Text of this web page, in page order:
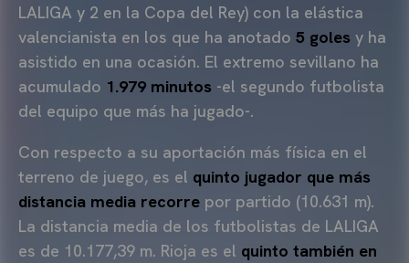
LALIGA y 2 en la Copa del Rey) con la elástica
valencianista en los que ha anotado 5 goles y ha
asistido en una ocasión. El extremo sevillano ha
acumulado 1.979 minutos -el segundo futbolista
del equipo que más ha jugado-.
Con respecto a su aportación más física en el
terreno de juego, es el quinto jugador que más
distancia media recorre por partido (10.631 m).
La distancia media de los futbolistas de LALIGA
es de 10.177,39 m. Rioja es el quinto también en